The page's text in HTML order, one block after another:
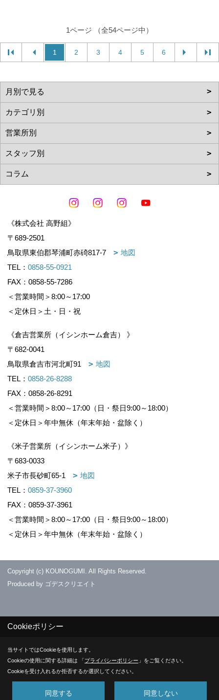
1ページ （全54ページ中）
1 2 3 4 5 6
《株式会社 高野組》
〒689-2501
鳥取県東伯郡琴浦町赤碕817-7
地図
TEL： 0858-55-0921
FAX：0858-55-7286
＜営業時間＞8:00～17:00
＜定休日＞土・日・祝
《倉吉営業所（イシンホーム倉吉） 》
〒682-0041
鳥取県倉吉市河北町91
地図
TEL： 0858-26-8288
FAX：0858-26-8291
＜営業時間＞8:00～17:00（日・祭日9:00～18:00）
＜定休日＞年中無休（年末年始・盆除く）
《米子営業所（イシンホーム米子）》
〒683-0033
米子市長砂町65-1
地図
TEL： 0859-37-3960
FAX：0859-37-3961
＜営業時間＞8:00～17:00（日・祭日9:00～18:00）
＜定休日＞年中無休（年末年始・盆除く）
Copyright (c) KOUNOGUMI. All Rights Reserved.
Produced by ゴデスクリエイト
Cookieポリシー
当サイトではCookieを使用します。
Cookieの使用に関する詳細は 「プライバシーポリシー 」をご覧ください。
Cookieを受け入れるか拒否するか選択してください。
同意する 同意しない